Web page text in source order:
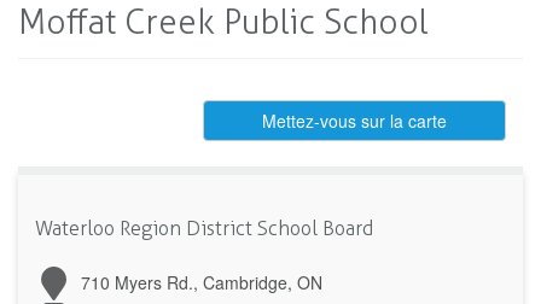
Moffat Creek Public School
Mettez-vous sur la carte
Waterloo Region District School Board
710 Myers Rd., Cambridge, ON